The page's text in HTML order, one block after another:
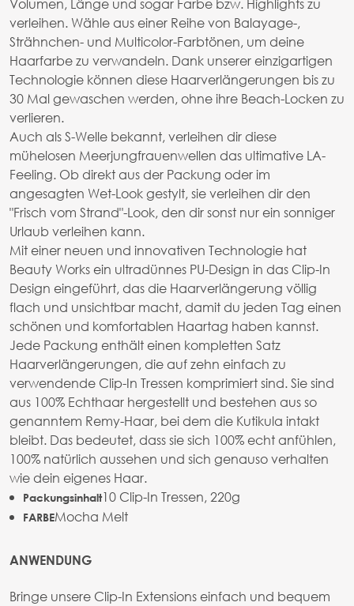
Volumen, Länge und sogar Farbe bzw. Highlights zu
verleihen. Wähle aus einer Reihe von Balayage-,
Strähnchen- und Multicolor-Farbtönen, um deine
Haarfarbe zu verwandeln. Dank unserer einzigartigen
Technologie können diese Haarverlängerungen bis zu
30 Mal gewaschen werden, ohne ihre Beach-Locken zu
verlieren.
Auch als S-Welle bekannt, verleihen dir diese
mühelosen Meerjungfrauenwellen das ultimative LA-
Feeling. Ob direkt aus der Packung oder im
angesagten Wet-Look gestylt, sie verleihen dir den
"Frisch vom Strand"-Look, den dir sonst nur ein sonniger
Urlaub verleihen kann.
Mit einer neuen und innovativen Technologie hat
Beauty Works ein ultradünnes PU-Design in das Clip-In
Design eingeführt, das die Haarverlängerung völlig
flach und unsichtbar macht, damit du jeden Tag einen
schönen und komfortablen Haartag haben kannst.
Jede Packung enthält einen kompletten Satz
Haarverlängerungen, die auf zehn einfach zu
verwendende Clip-In Tressen komprimiert sind. Sie sind
aus 100% Echthaar hergestellt und bestehen aus so
genanntem Remy-Haar, bei dem die Kutikula intakt
bleibt. Das bedeutet, dass sie sich 100% echt anfühlen,
100% natürlich aussehen und sich genauso verhalten
wie dein eigenes Haar.
Packungsinhalt10 Clip-In Tressen, 220g
FARBEMocha Melt
ANWENDUNG
Bringe unsere Clip-In Extensions einfach und bequem